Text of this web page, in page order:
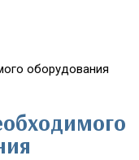
оборудования